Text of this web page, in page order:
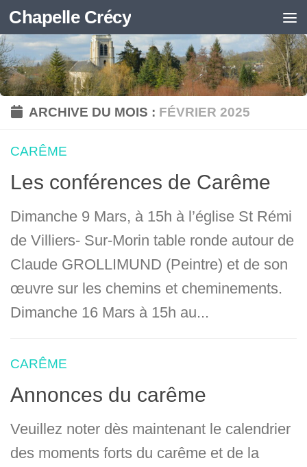
Skip to content
Chapelle Crécy
ARCHIVE DU MOIS : FÉVRIER 2025
CARÊME
Les conférences de Carême
Dimanche 9 Mars, à 15h à l’église St Rémi
de Villiers- Sur-Morin table ronde autour de
Claude GROLLIMUND (Peintre) et de son
œuvre sur les chemins et cheminements.
Dimanche 16 Mars à 15h au...
CARÊME
Annonces du carême
Veuillez noter dès maintenant le calendrier
des moments forts du carême et de la